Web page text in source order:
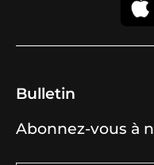
Bulletin
Abonnez-vous à